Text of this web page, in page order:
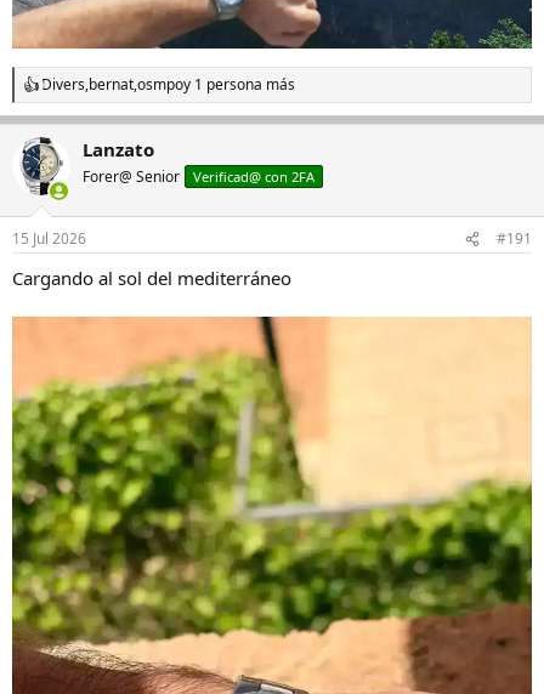
R
e
a
c
c
e
:
Divers,bernat,osmpoy 1 persona más
Lanzato
Forer@ Senior Verificad@ con 2FA
15 Jul 2026 #191
Cargando al sol del mediterráneo